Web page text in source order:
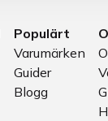
Populärt
Varumärken
Guider
Blogg